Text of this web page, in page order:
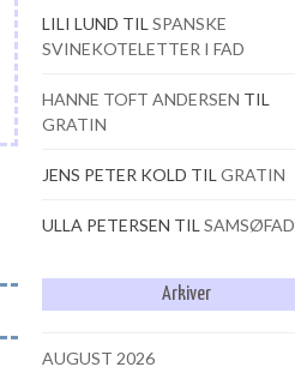
LILI LUND TIL SPANSKE
SVINEKOTELETTER I FAD
HANNE TOFT ANDERSEN TIL
GRATIN
JENS PETER KOLD TIL GRATIN
ULLA PETERSEN TIL SAMSØFAD
Arkiver
AUGUST 2026